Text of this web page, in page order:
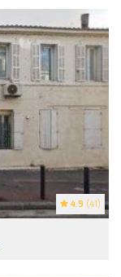
4.9 (41)